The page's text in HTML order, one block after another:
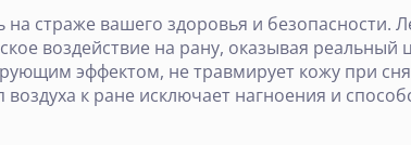
страже вашего здоровья и безопасности.
воздействие на рану, оказывая реальный
эффектом, не травмирует кожу при
к ране исключает нагноения и